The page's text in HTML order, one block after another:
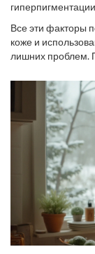
вероятность, что
таких случаях
грамотное
Все эти факторы
коже и
лишних проблем.
пигментные
будущем.